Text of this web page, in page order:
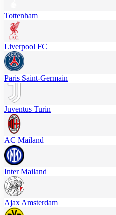
Tottenham
Liverpool FC
Paris Saint-Germain
Juventus Turin
AC Mailand
Inter Mailand
Ajax Amsterdam